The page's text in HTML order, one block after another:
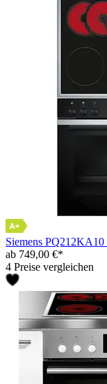
Siemens
ab 749,00 €*
4 Preise vergleichen